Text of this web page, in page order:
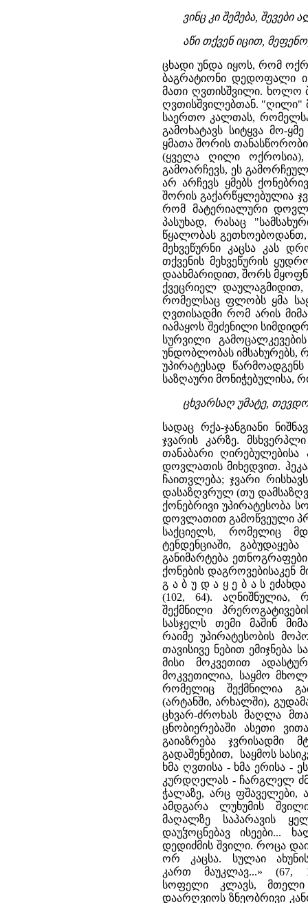
ვინც კი შემება,
აწი თქვენ იცით,
ცხადი უნდა იყოს, რომ
ბაგრატიონი დედოფალი
მათი ღვთისშვილი. ხოლო
ღვთისშვილებთან. "ღილი"
საერთო კალთას,
გამოხატავს სიტყვა მო-
ყმათა შორის
(ყველა ღილი ოქროსია),
გამოარჩევს, ეს
არ არჩევს ყმებს
შორის გაქარწყლებულია
რომ მატერიალური
პასუხად, რასაც
წყალობას გეთხოებოდანთ,
მეხვეწურნი კაცსა კას
თქვენის მეხვეწურის
დაახმარიდით, შორს
ქვეცრიელ დაულაგმიდით,
რომელსაც ფლობს ყმა
ღვთისადმი რომ არის
იამაყოს შეძენილი
სურვილი
უნდობლობას იმსახურებს,
უპირატესად
საზღაური მონიჭებულისა,
ცხვარსაღ უმატე,
სადაც რქა-ჯანგიანი
ჯვარის კარზე.
თანაბარი
დოვლათის მიხედვით.
ჩაითვლება; ჯვარი
დასაზღვრულ (თუ
ქონებრივი უპირატესობა
დოვლათით გამოწვეული
საქციელს, რომელიც
ტენდენციაში,
განიმარტება
ქონების დაგროვებისაკენ
გ ა ბ უ დ ა ყ ე ბ ა ს
(102, 64). აღნიშნულია,
შექმნილი
სასჯელს თემი მაშინ
რაიმე უპირატესობის
თავისივე ნებით
მისი მოკვეთით
მოკვეთილია, საყმო
რომელიც შექმნილია
(არტანში, არხალში),
ცხვარ-ძროხას მაღლა
ცნობიერებაში ასეთი
გაიაზრება ჯვრისადმი
გადაშენებით, საყმოს
ხმა ღვთისა - ხმა ერისა -
კურდღელას - ჩარგლელ
ჭალაზე, არც ფშაველები,
ამდგარა ლუხუმის
მაღალზე საპარავის
დაუჴოცნებავ ისეები...
დედიძმის შვილი. როცა
ორ კაცსა. სულაი
კართ მაუკლავ...» (67,
სოფელი კლავს, მთელი
დაარღვიოს ზნეობრივი